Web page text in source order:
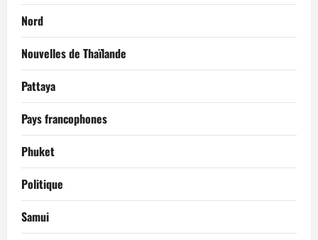
Nord
Nouvelles de Thaïlande
Pattaya
Pays francophones
Phuket
Politique
Samui